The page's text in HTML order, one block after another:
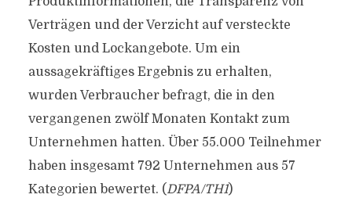
Verträgen und der Verzicht auf versteckte
Kosten und Lockangebote. Um ein
aussagekräftiges Ergebnis zu erhalten,
wurden Verbraucher befragt, die in den
vergangenen zwölf Monaten Kontakt zum
Unternehmen hatten. Über 55.000 Teilnehmer
haben insgesamt 792 Unternehmen aus 57
Kategorien bewertet. (DFPA/TH1)